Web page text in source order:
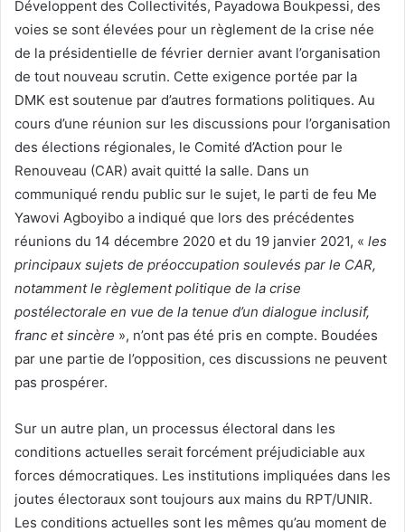
Développent des Collectivités, Payadowa Boukpessi, des
voies se sont élevées pour un règlement de la crise née
de la présidentielle de février dernier avant l’organisation
de tout nouveau scrutin. Cette exigence portée par la
DMK est soutenue par d’autres formations politiques. Au
cours d’une réunion sur les discussions pour l’organisation
des élections régionales, le Comité d’Action pour le
Renouveau (CAR) avait quitté la salle. Dans un
communiqué rendu public sur le sujet, le parti de feu Me
Yawovi Agboyibo a indiqué que lors des précédentes
réunions du 14 décembre 2020 et du 19 janvier 2021, « les
principaux sujets de préoccupation soulevés par le CAR,
notamment le règlement politique de la crise
postélectorale en vue de la tenue d’un dialogue inclusif,
franc et sincère », n’ont pas été pris en compte. Boudées
par une partie de l’opposition, ces discussions ne peuvent
pas prospérer.
Sur un autre plan, un processus électoral dans les
conditions actuelles serait forcément préjudiciable aux
forces démocratiques. Les institutions impliquées dans les
joutes électoraux sont toujours aux mains du RPT/UNIR.
Les conditions actuelles sont les mêmes qu’au moment de